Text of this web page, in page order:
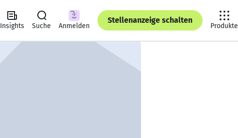
Insights Suche Anmelden
Stellenanzeige schalten
Produkte